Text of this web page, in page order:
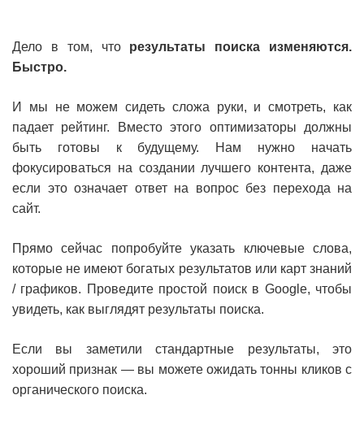
Дело в том, что результаты поиска изменяются.
Быстро.
И мы не можем сидеть сложа руки, и смотреть, как
падает рейтинг. Вместо этого оптимизаторы должны
быть готовы к будущему. Нам нужно начать
фокусироваться на создании лучшего контента, даже
если это означает ответ на вопрос без перехода на
сайт.
Прямо сейчас попробуйте указать ключевые слова,
которые не имеют богатых результатов или карт знаний
/ графиков. Проведите простой поиск в Google, чтобы
увидеть, как выглядят результаты поиска.
Если вы заметили стандартные результаты, это
хороший признак — вы можете ожидать тонны кликов с
органического поиска.